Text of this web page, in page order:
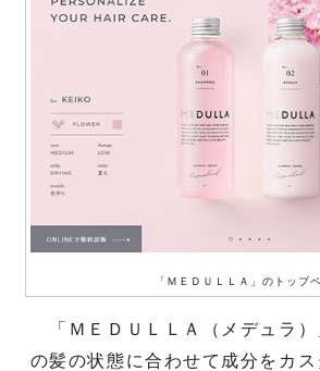
「ＭＥＤＵＬＬＡ」のトップ
「ＭＥＤＵＬＬＡ（メデュラ）
の髪の状態に合わせて成分をカス